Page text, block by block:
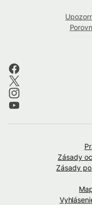
Zásady
Zásady